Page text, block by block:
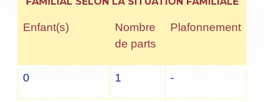
Enfant(s)
Nombre
de parts
Plafonnement
0 1 -